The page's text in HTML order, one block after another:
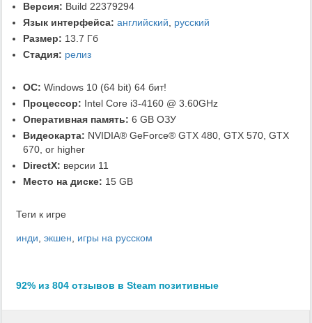
Версия: Build 22379294
Язык интерфейса: английский, русский
Размер: 13.7 Гб
Стадия: релиз
ОС: Windows 10 (64 bit) 64 бит!
Процессор: Intel Core i3-4160 @ 3.60GHz
Оперативная память: 6 GB ОЗУ
Видеокарта: NVIDIA® GeForce® GTX 480, GTX 570, GTX
670, or higher
DirectX: версии 11
Место на диске: 15 GB
Теги к игре
инди, экшен, игры на русском
92% из 804 отзывов в Steam позитивные